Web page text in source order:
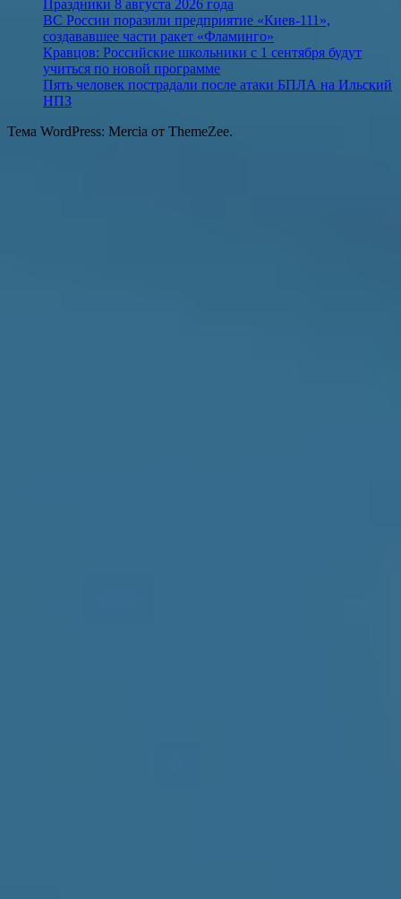
Праздники 8 августа 2026 года
ВС России поразили предприятие «Киев-111»,
создававшее части ракет «Фламинго»
Кравцов: Российские школьники с 1 сентября будут
учиться по новой программе
Пять человек пострадали после атаки БПЛА на Ильский
НПЗ
Тема WordPress: Mercia от ThemeZee.